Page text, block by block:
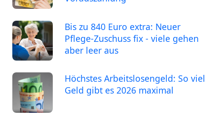
Bis zu 840 Euro extra: Neuer
Pflege-Zuschuss fix - viele gehen
aber leer aus
Höchstes Arbeitslosengeld: So viel
Geld gibt es 2026 maximal